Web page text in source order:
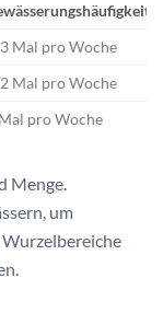
Mal pro Woche
Mal pro Woche
pro Woche
Menge.
um